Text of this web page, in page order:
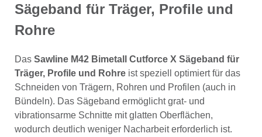
Sägeband für Träger, Profile und
Rohre
Das Sawline M42 Bimetall Cutforce X Sägeband für
Träger, Profile und Rohre ist speziell optimiert für das
Schneiden von Trägern, Rohren und Profilen (auch in
Bündeln). Das Sägeband ermöglicht grat- und
vibrationsarme Schnitte mit glatten Oberflächen,
wodurch deutlich weniger Nacharbeit erforderlich ist.